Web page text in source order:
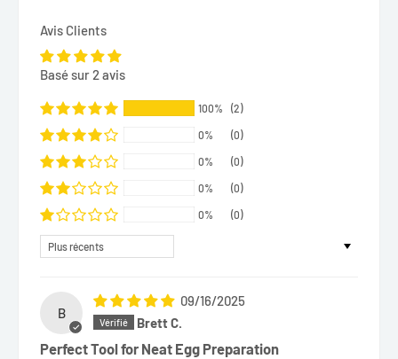
Avis Clients
Basé sur 2 avis
100% (2)
0% (0)
0% (0)
0% (0)
0% (0)
Sort by
B
09/16/2025
Brett C.
Perfect Tool for Neat Egg Preparation